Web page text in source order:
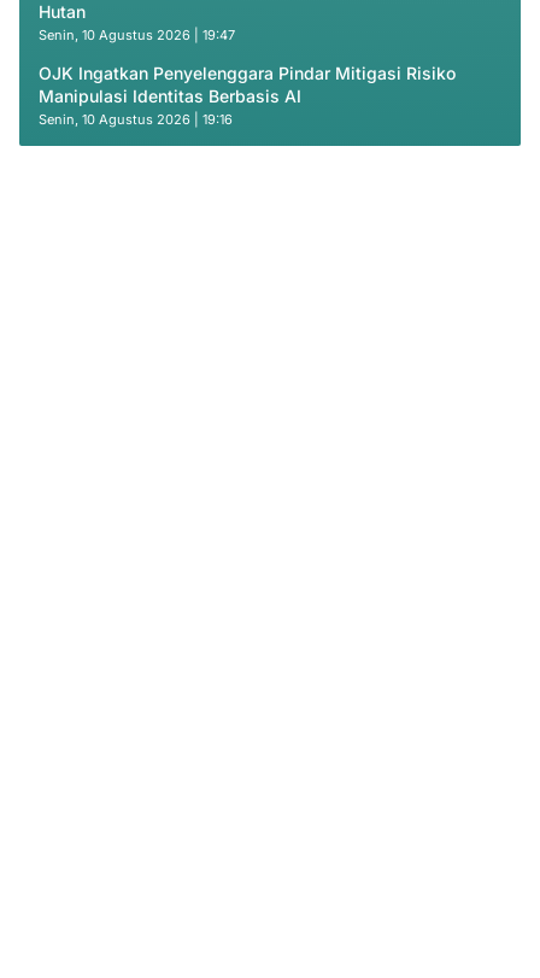
Hutan
Senin, 10 Agustus 2026 | 19:47
OJK Ingatkan Penyelenggara Pindar Mitigasi Risiko
Manipulasi Identitas Berbasis AI
Senin, 10 Agustus 2026 | 19:16